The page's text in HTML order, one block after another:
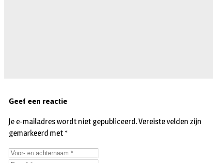
Geef een reactie
Je e-mailadres wordt niet gepubliceerd.Vereiste velden zijn
gemarkeerd met *